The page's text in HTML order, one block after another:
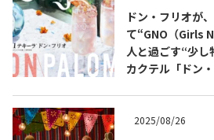
ドン・フリオが
て“GNO（Girls
人と過ごす“少し
カクテル「ドン
2025/08/26